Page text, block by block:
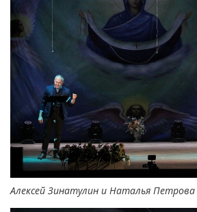
Алексей Зинатулин и Наталья Петрова